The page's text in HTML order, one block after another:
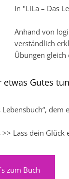
In "LiLa – Das
Anhand von
verständlich
Übungen
Gutes
Lass dein Glück
zum Buch